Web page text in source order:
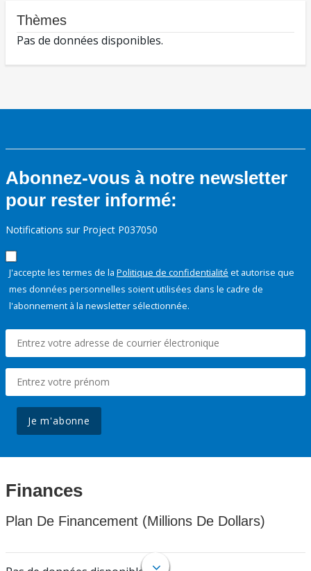
Thèmes
Pas de données disponibles.
Abonnez-vous à notre newsletter
pour rester informé:
Notifications sur Project P037050
J'accepte les termes de la Politique de confidentialité et autorise que
mes données personnelles soient utilisées dans le cadre de
l'abonnement à la newsletter sélectionnée.
Je m'abonne
Finances
Plan De Financement (Millions De Dollars)